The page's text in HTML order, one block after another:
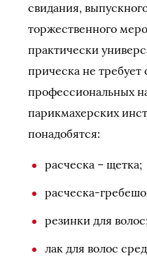
свидания,
торжественного
практически
прическа не требует
профессиональных
парикмахерских
понадобятся:
расческа – щетка;
расческа-
резинки для волос;
лак для волос